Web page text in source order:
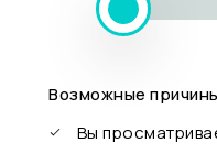
Возможные
Вы